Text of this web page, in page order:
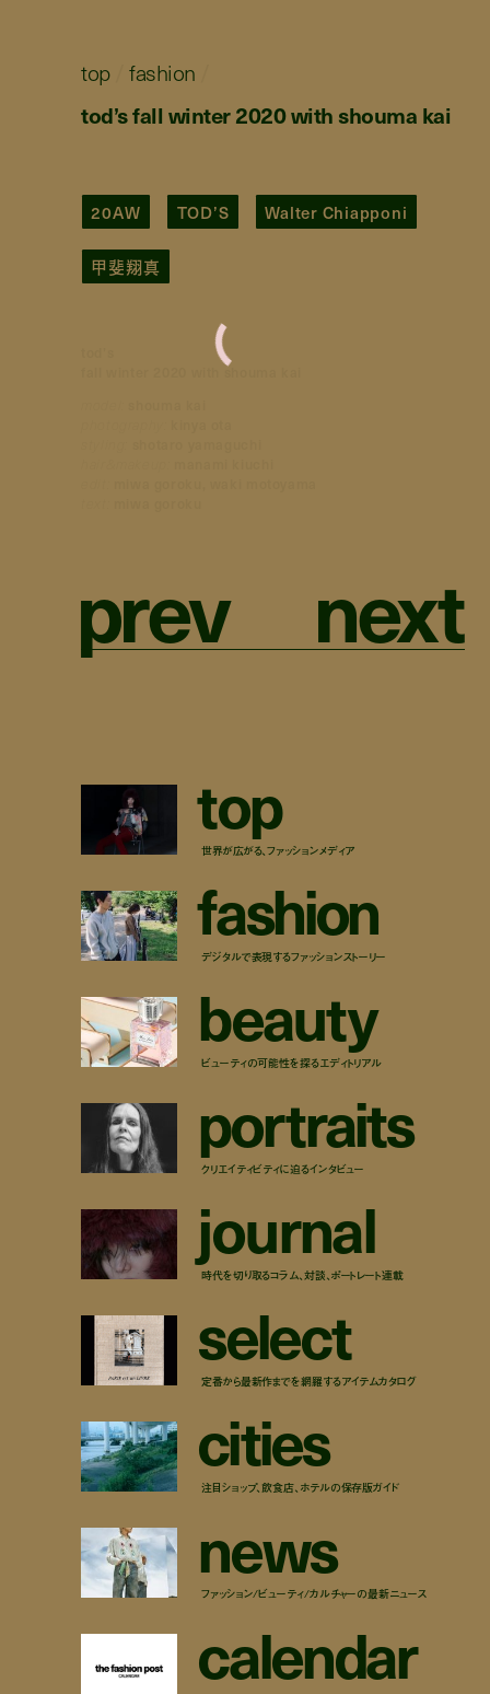
top/fashion
tod’s fall winter 2020 with shouma kai
20AW TOD’S Walter Chiapponi
甲斐翔真
fall winter 2020 with shouma kai
prev next
top
世界が広がる、ファッションメディア
fashion
デジタルで表現するファッションストーリー
beauty
ビューティの可能性を探るエディトリアル
portraits
クリエイティビティに迫るインタビュー
journal
時代を切り取るコラム、対談、ポートレート連載
select
定番から最新作までを網羅するアイテムカタログ
cities
注目ショップ、飲食店、ホテルの保存版ガイド
news
ファッション/ビューティ/カルチャーの最新ニュース
calendar